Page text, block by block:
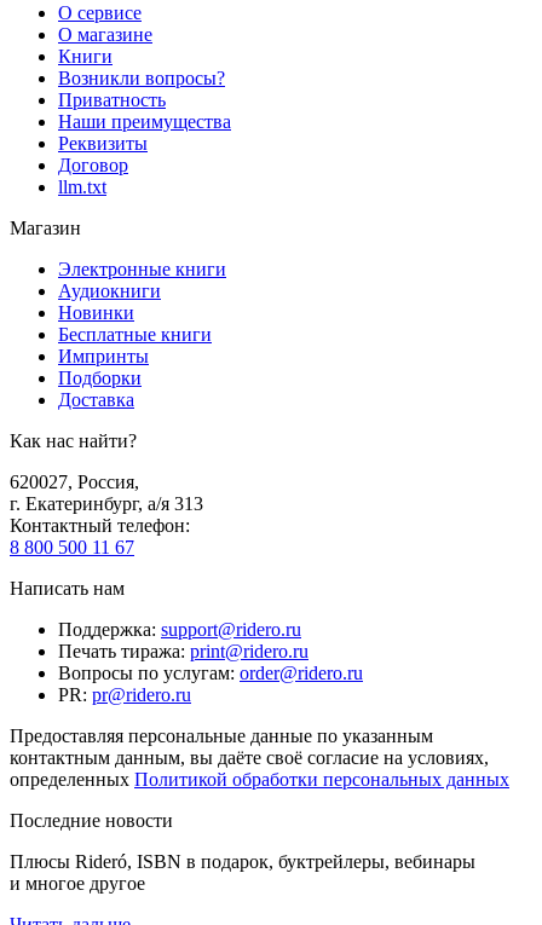
О сервисе
О магазине
Книги
Возникли вопросы?
Приватность
Наши преимущества
Реквизиты
Договор
llm.txt
Магазин
Электронные книги
Аудиокниги
Новинки
Бесплатные книги
Импринты
Подборки
Доставка
Как нас найти?
620027, Россия,
г. Екатеринбург, а/я 313
Контактный телефон:
8 800 500 11 67
Написать нам
Поддержка: support@ridero.ru
Печать тиража: print@ridero.ru
Вопросы по услугам: order@ridero.ru
PR: pr@ridero.ru
Предоставляя персональные данные по указанным
контактным данным, вы даёте своё согласие на условиях,
определенных Политикой обработки персональных данных
Последние новости
Плюсы Rideró, ISBN в подарок, буктрейлеры, вебинары
и многое другое